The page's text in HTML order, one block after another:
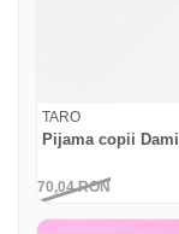
TARO
Pijama copii
70,04RON